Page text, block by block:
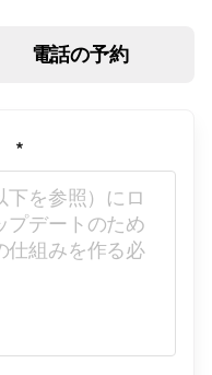
電話の予約
*